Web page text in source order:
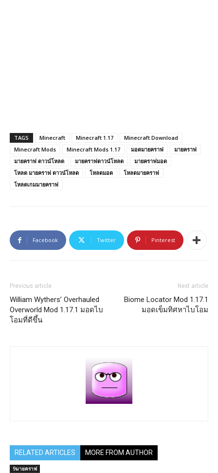
TAGS Minecraft Minecraft 1.17
Minecraft Download
Minecraft Mods
Minecraft Mods 1.17 มอดมายคราฟ
มายคราฟ
มายคราฟ ดาวน์โหลด
มายคราฟดาวน์โหลด
มายคราฟมอด
โหลด มายคราฟ ดาวน์โหลด
โหลดมอด
โหลดมายคราฟ
โหลดเกมมายคราฟ
Facebook Twitter Pinterest
Previous article
William Wythers’ Overhauled
Overworld Mod 1.17.1 มอดไบ
โอมที่ดีขึ้น
Next article
Biome Locator Mod 1.17.1
มอดเข็มทิศหาไบโอม
RELATED ARTICLES MORE FROM AUTHOR
9มายคราฟ